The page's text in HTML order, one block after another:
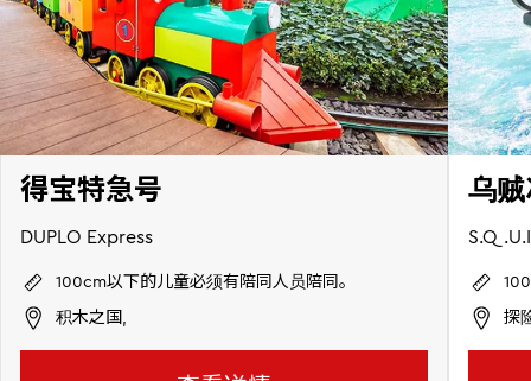
得宝特急号
DUPLO Express
100cm以下的儿童必须有陪同人员陪同。
积木之国,
乌
探